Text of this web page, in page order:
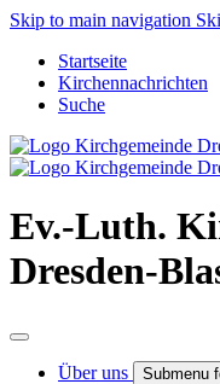
Skip to main navigation
Startseite
Kirchennachrichten
Suche
Ev.-Luth.
Dresden-
Über uns Submenu